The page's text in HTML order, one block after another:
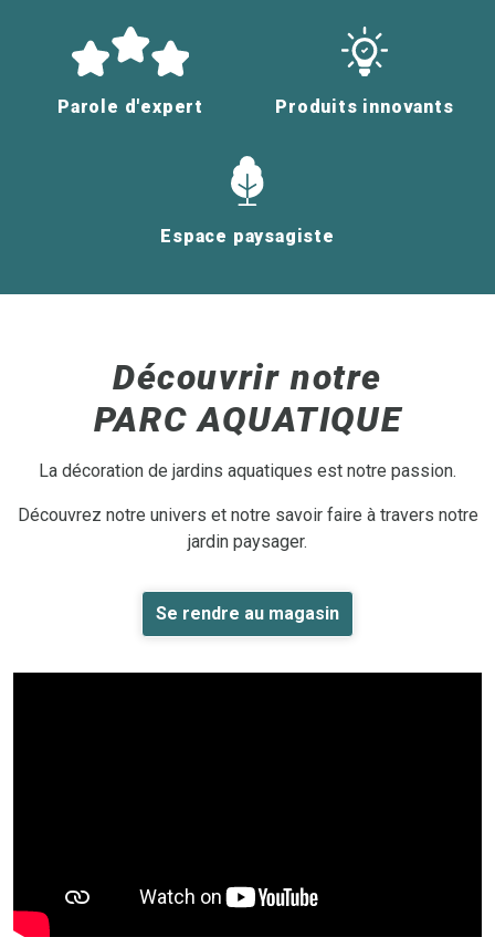
Parole d'expert Produits innovants
Espace paysagiste
Découvrir notre
PARC AQUATIQUE
La décoration de jardins aquatiques est notre passion.
Découvrez notre univers et notre savoir faire à travers notre
jardin paysager.
Se rendre au magasin